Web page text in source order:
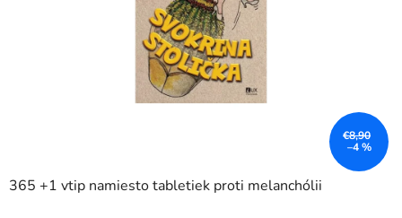
365 +1 vtip namiesto tabletiek proti melanchólii
€8,90
–4 %